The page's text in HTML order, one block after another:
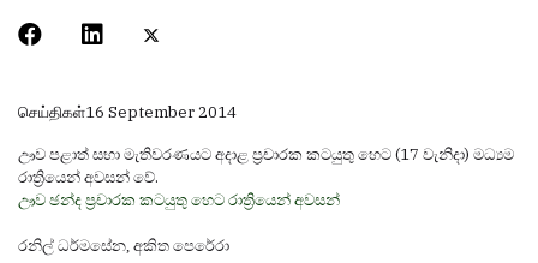
செய்திகள்16 September 2014
ඌව පළාත් සභා මැතිවරණයට අදාළ ප්‍රචාරක කටයුතු හෙට (17 වැනිදා) මධ්‍යම
රාත්‍රියෙන් අවසන් වේ.
ඌව ඡන්ද ප්‍රචාරක කටයුතු හෙට රාත්‍රියෙන් අවසන්
රනිල් ධර්මසේන, අකිත පෙරේරා